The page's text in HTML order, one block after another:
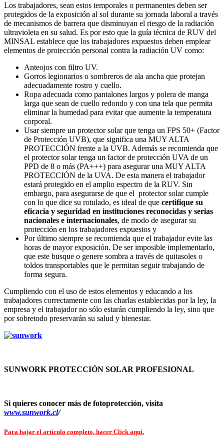
Los trabajadores, sean estos temporales o permanentes deben ser
protegidos de la exposición al sol durante su jornada laboral a través
de mecanismos de barrera que disminuyan el riesgo de la radiación
ultravioleta en su salud. Es por esto que la guía técnica de RUV del
MINSAL establece que los trabajadores expuestos deben emplear
elementos de protección personal contra la radiación UV como:
Anteojos con filtro UV.
Gorros legionarios o sombreros de ala ancha que protejan
adecuadamente rostro y cuello.
Ropa adecuada como pantalones largos y polera de manga
larga que sean de cuello redondo y con una tela que permita
eliminar la humedad para evitar que aumente la temperatura
corporal.
Usar siempre un protector solar que tenga un FPS 50+ (Factor
de Protección UVB), que significa una MUY ALTA
PROTECCIÓN frente a la UVB. Además se recomienda que
el protector solar tenga un factor de protección UVA de un
PPD de 8 o más (PA+++) para asegurar una MUY ALTA
PROTECCIÓN de la UVA. De esta manera el trabajador
estará protegido en el amplio espectro de la RUV. Sin
embargo, para asegurarse de que el protector solar cumple
con lo que dice su rotulado, es ideal de que certifique su
eficacia y seguridad en instituciones reconocidas y serias
nacionales e internacionales, de modo de asegurar su
protección en los trabajadores expuestos y
Por último siempre se recomienda que el trabajador evite las
horas de mayor exposición. De ser imposible implementarlo,
que este busque o genere sombra a través de quitasoles o
toldos transportables que le permitan seguir trabajando de
forma segura.
Cumpliendo con el uso de estos elementos y educando a los
trabajadores correctamente con las charlas establecidas por la ley, la
empresa y el trabajador no sólo estarán cumpliendo la ley, sino que
por sobretodo preservarán su salud y bienestar.
SUNWORK PROTECCIÓN SOLAR PROFESIONAL
Si quieres conocer más de fotoprotección, visita
www.sunwork.cl/
Para bajar el artículo completo, hacer Click aquí.